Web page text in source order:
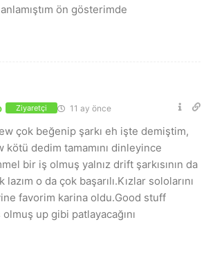
ön gösterimde
Ziyaretçi 11 ay önce
çok beğenip şarkı eh işte demiştim,
kötü dedim tamamını dinleyince
bir iş olmuş yalnız drift şarkısının da
lazım o da çok başarılı.Kızlar sololarını
favorim karina oldu.Good stuff
up gibi patlayacağını